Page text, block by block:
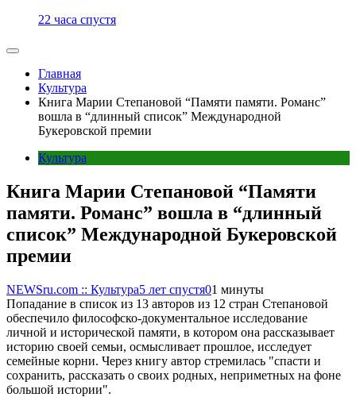
22 часа спустя
Главная
Культура
Книга Марии Степановой “Памяти памяти. Романс”
вошла в “длинный список” Международной
Букеровской премии
Культура
Книга Марии Степановой “Памяти
памяти. Романс” вошла в “длинный
список” Международной Букеровской
премии
NEWSru.com :: Культура5 лет спустя01 минуты
Попадание в список из 13 авторов из 12 стран Степановой
обеспечило философско-документальное исследование
личной и исторической памяти, в котором она рассказывает
историю своей семьи, осмысливает прошлое, исследует
семейные корни. Через книгу автор стремилась "спасти и
сохранить, рассказать о своих родных, неприметных на фоне
большой истории".